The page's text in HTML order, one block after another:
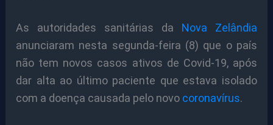
As autoridades sanitárias da Nova Zelândia
anunciaram nesta segunda-feira (8) que o país
não tem novos casos ativos de Covid-19, após
dar alta ao último paciente que estava isolado
com a doença causada pelo novo coronavírus.